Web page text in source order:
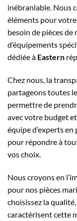
inébranlable. Nous
éléments pour votre
besoin de pièces de
d’équipements
dédiée à Eastern
Chez nous, la
partageons toutes
permettre de
avec votre budget
équipe d’experts
pour répondre à
vos choix.
Nous croyons en
pour nos pièces
choisissez la
caractérisent cette